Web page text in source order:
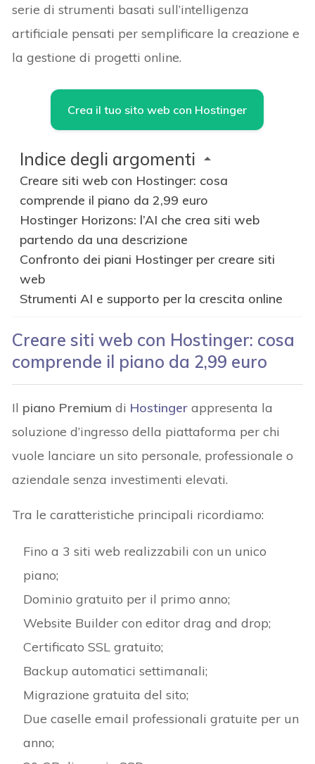
serie di strumenti basati sull’intelligenza
artificiale pensati per semplificare la creazione e
la gestione di progetti online.
Crea il tuo sito web con Hostinger
Indice degli argomenti
Creare siti web con Hostinger: cosa
comprende il piano da 2,99 euro
Hostinger Horizons: l’AI che crea siti web
partendo da una descrizione
Confronto dei piani Hostinger per creare siti
web
Strumenti AI e supporto per la crescita online
Creare siti web con Hostinger: cosa
comprende il piano da 2,99 euro
Il piano Premium di Hostinger appresenta la
soluzione d’ingresso della piattaforma per chi
vuole lanciare un sito personale, professionale o
aziendale senza investimenti elevati.
Tra le caratteristiche principali ricordiamo:
Fino a 3 siti web realizzabili con un unico
piano;
Dominio gratuito per il primo anno;
Website Builder con editor drag and drop;
Certificato SSL gratuito;
Backup automatici settimanali;
Migrazione gratuita del sito;
Due caselle email professionali gratuite per un
anno;